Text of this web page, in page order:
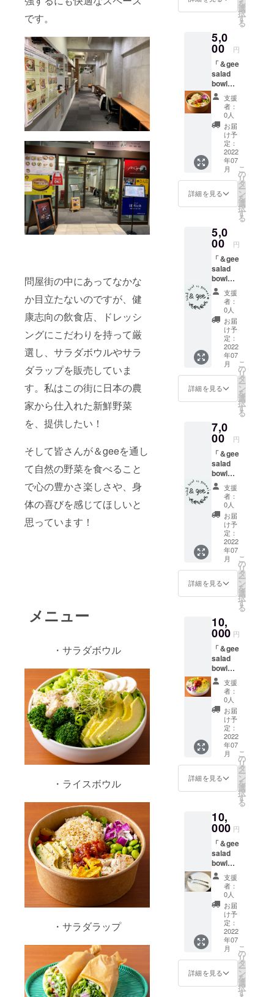
です。
問屋街の中にあってなかな
か目立たないのですが、健
康志向の飲食店、ドレッシ
ングにこだわりを持って厳
選し、サラダボウルやサラ
ダラップを販売していま
す。私はこの街に日本の農
家から仕入れた新鮮野菜
を、提供したい！
そして皆さんが＆geeを通し
て自然の野菜を食べること
で心の豊かさ楽しさや、身
体の喜びを感じてほしいと
思っています！
メニュー
・サラダボウル
・ライスボウル
・サラダラップ
を
選
択
す
る
5,0
00 円
「＆gee
salad
bowl」
からの
心を込
めたサ
ンクス
レター
をお届
けさせ
ていた
だきま
す。
「＆gee
salad
bowl」
できる
チケッ
ト5枚を
お届け
させて
いただ
きま
す。
※チ
ケット
は1枚
1200円
までご
利用頂
けま
す。
ングに
もご利
用可能
です。
全ての
メ
ニュー
でご利
用可能
です。
有効期
限：
2022年
7月〜
2022年
く）
「原材
添加物
等の食
品表示
はお届
け商品
のラベ
ルに表
記され
ます」
支援
者：
0人
お届
け予
定：
2022
年07
月
詳細を見る
こ
の
リ
タ
ー
ン
を
選
択
す
る
5,0
00 円
「＆gee
salad
bowl」
からの
心を込
めたサ
ンクス
レター
をお届
けさせ
ていた
だきま
す。
「＆gee
salad
bowl」
ク入り
抗菌ダ
ブルマ
スクを
お届け
させて
頂きま
す。
色：グ
レーor
ネイ
ビー ※
備考欄
に希望
のお色
を記載
頂きま
す。
記載が
ない場
合は、
こちら
より
メール
をさせ
て頂き
ますの
で色の
選択を
お願い
致しま
す。 実
寸サイ
ズ：
も含ま
ず ワン
のみで
すが、
アジャ
スター
でサイ
ズ調整
可能で
す。 素
材：表
面 ポリ
エステ
100%
裏面 綿
100％
支援
者：
0人
お届
け予
定：
2022
年07
月
詳細を見る
こ
の
リ
タ
ー
ン
を
選
択
す
る
7,0
00 円
「＆gee
salad
bowl」
からの
心を込
めたサ
ンクス
レター
をお届
けさせ
ていた
だきま
す。
「＆gee
salad
bowl」
ク入り
フェイ
スタオ
ルをお
届けさ
せて頂
きま
す。 商
品サイ
ズ：約
34cm×
85㎝ 素
材：綿
100％
ラー：
白 原産
支援
者：
0人
お届
け予
定：
2022
年07
月
詳細を見る
こ
の
リ
タ
ー
ン
を
選
択
す
る
10,
000 円
「＆gee
salad
bowl」
野菜
セット
「＆gee
salad
bowl」
からの
心を込
めたサ
ンクス
レター
をお届
けさせ
ていた
す。
「＆gee
salad
bowl」
で使用
する新
鮮野菜
をたっ
ぷり詰
め合わ
せでお
届けし
ます。
「原材
料及び
添加物
等の食
支援
者：
0人
お届
け予
定：
2022
年07
月
詳細を見る
こ
の
リ
タ
ー
ン
を
選
択
す
る
10,
000 円
「＆gee
salad
bowl」
からの
心を込
めたサ
ンクス
レター
をお届
けさせ
ていた
だきま
す。
＆geeの
刻印が
入っ
支援
者：
0人
お届
け予
定：
2022
年07
月
詳細を見る
こ
の
リ
タ
ー
ン
を
選
択
す